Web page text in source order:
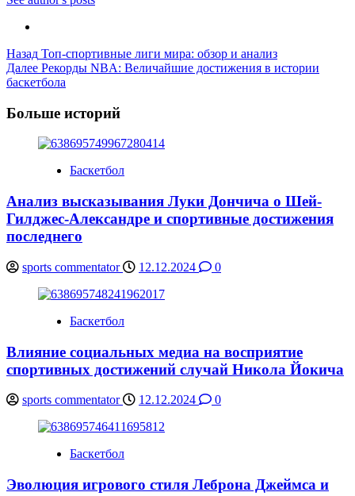
Post
Navigation
Назад Топ-спортивные лиги мира: обзор и анализ
Далее Рекорды NBA: Величайшие достижения в истории
баскетбола
Больше историй
Баскетбол
Анализ высказывания Луки Дончича о Шей-
Гилджес-Александре и спортивные достижения
последнего
sports commentator 12.12.2024 0
Баскетбол
Влияние социальных медиа на восприятие
спортивных достижений случай Никола Йокича
sports commentator 12.12.2024 0
Баскетбол
Эволюция игрового стиля Леброна Джеймса и